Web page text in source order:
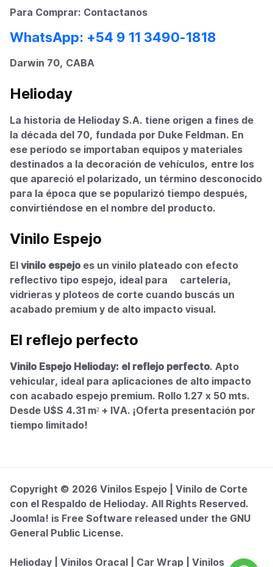
Para Comprar: Contactanos
WhatsApp: +54 9 11 3490-1818
Darwin 70, CABA
Helioday
La historia de Helioday S.A. tiene origen a fines de
la década del 70, fundada por Duke Feldman. En
ese período se importaban equipos y materiales
destinados a la decoración de vehículos, entre los
que apareció el polarizado, un término desconocido
para la época que se popularizó tiempo después,
convirtiéndose en el nombre del producto.
Vinilo Espejo
Elvinilo espejoes un vinilo plateado con efecto
reflectivo tipo espejo, ideal para cartelería,
vidrieras y ploteos de corte cuando buscás un
acabado premium y de alto impacto visual.
El reflejo perfecto
Vinilo Espejo Helioday: el reflejo perfecto. Apto
vehicular, ideal para aplicaciones de alto impacto
con acabado espejo premium. Rollo 1.27 x 50 mts.
Desde U$S 4.31 m² + IVA. ¡Oferta presentación por
tiempo limitado!
Copyright © 2026 Vinilos Espejo | Vinilo de Corte
con el Respaldo de Helioday. All Rights Reserved.
Joomla! is Free Software released under theGNU
General Public License.
Helioday |Vinilos Oracal | Car Wrap |Vinilos